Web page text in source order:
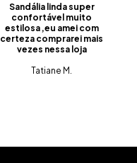
Sandália linda super
confortável muito
estilosa ,eu amei com
certeza comprarei mais
vezes nessa loja
Tatiane M.